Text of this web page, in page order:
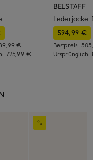
€
725,99 €
BELSTAFF
Lederjacke
594,99 €
Bestpreis:
Ursprünglich: